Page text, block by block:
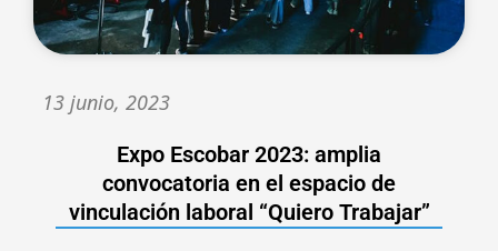
13 junio, 2023
Expo Escobar 2023: amplia
convocatoria en el espacio de
vinculación laboral “Quiero Trabajar”